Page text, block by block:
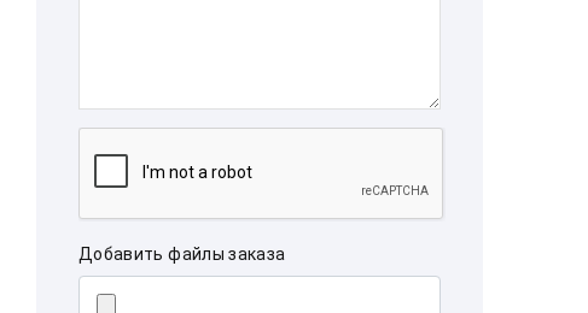
Добавить файлы заказа